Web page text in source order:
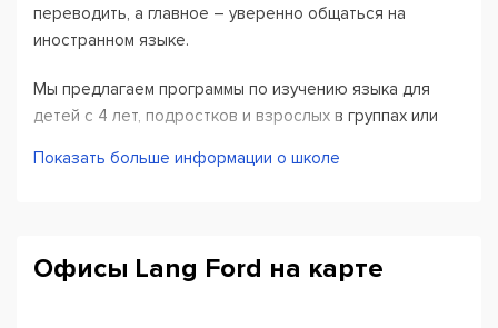
переводить, а главное – уверенно общаться на
иностранном языке.
Мы предлагаем программы по изучению языка для
детей с 4 лет, подростков и взрослых в группах или
занятий и группу в соответствии с вашим уровнем
получаете сертификат.
Показать больше информации о школе
Офисы Lang Ford на карте